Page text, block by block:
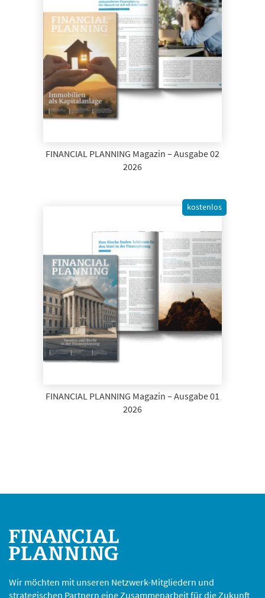
FINANCIAL PLANNING Magazin – Ausgabe 02
2026
FINANCIAL PLANNING Magazin – Ausgabe 01
2026
kostenlos
Wir möchten mit unseren Netzwerk-Mitgliedern und
strategischen Partnern eine Zusammenarbeit für die Zukunft